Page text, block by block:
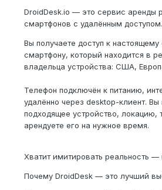
DroidDesk.io — это сервис аренды
смартфонов с удалённым доступом.
Вы получаете доступ к
смартфону, который находится в
владельца устройства: США,
Телефон подключён к питанию,
удалённо через desktop-клиент. Вы
подходящее устройство, локацию,
арендуете его на нужное время.
Хватит имитировать реальность —
Почему DroidDesk — это лучший